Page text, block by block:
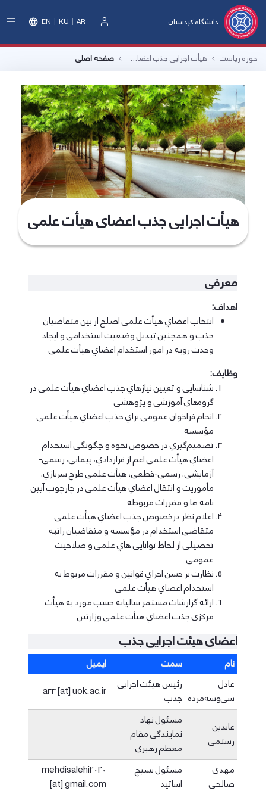
دانشگاه کردستان EN KU AR
حوزه ریاست هیأت اجرایی جذب اعضای هیأت علمی صفحه اصلی
هیأت اجرایی جذب اعضای هیأت علمی
معرفی
اهداف:
اﻧﺘﺨﺎب اﻋﻀﺎي ﻫﯿﺄت ﻋﻠﻤﯽ اﺻﻠﺢ از ﺑﯿﻦ ﻣﺘﻘﺎﺿﯿﺎن
ﺟﺬب و ﻫﻤﭽﻨﯿﻦ ﺗﺒﺪﯾﻞ وﺿﻌﯿﺖ اﺳﺘﺨﺪاﻣﯽ و اﯾﺠﺎد
وﺣﺪت روﯾﻪ در اﻣﻮر اﺳﺘﺨﺪام اﻋﻀﺎي ﻫﯿﺄت ﻋﻠﻤﯽ
وظایف:
ﺷﻨﺎﺳﺎﯾﯽ و ﺗﻌﯿﯿﻦ ﻧﯿﺎزﻫﺎي ﺟﺬب اﻋﻀﺎي ﻫﯿﺄت ﻋﻠﻤﯽ در
گروه‌های آﻣﻮزﺷﯽ و ﭘﮋوﻫﺸﯽ
اﻧﺠﺎم ﻓﺮاﺧﻮان ﻋﻤﻮﻣﯽ ﺑﺮاي ﺟﺬب اﻋﻀﺎي ﻫﯿﺄت ﻋﻠﻤﯽ
ﻣﺆﺳﺴﻪ
ﺗﺼﻤﯿﻢﮔﯿﺮي در ﺧﺼﻮص ﻧﺤﻮه و ﭼﮕﻮﻧﮕﯽ اﺳﺘﺨﺪام
اﻋﻀﺎي ﻫﯿﺄت ﻋﻠﻤﯽ اﻋﻢ از ﻗﺮاردادي، ﭘﯿﻤﺎﻧﯽ، رﺳﻤﯽ-
آزﻣﺎﯾﺸﯽ، رﺳﻤﯽ-ﻗﻄﻌﯽ، ﻫﯿﺄت ﻋﻠﻤﯽ ﻃﺮح ﺳﺮﺑﺎزي،
ﻣﺄﻣﻮرﯾﺖ و اﻧﺘﻘﺎل اﻋﻀﺎي ﻫﯿﺄت ﻋﻠﻤﯽ در ﭼﺎرﭼﻮب آﯾﯿﻦ
ﻧﺎﻣﻪ ﻫﺎ و ﻣﻘﺮرات ﻣﺮﺑﻮﻃﻪ
اﻋﻼم ﻧﻈﺮ درﺧﺼﻮص ﺟﺬب اﻋﻀﺎي ﻫﯿﺄت ﻋﻠﻤﯽ
ﻣﺘﻘﺎﺿﯽ اﺳﺘﺨﺪام در ﻣﺆﺳﺴﻪ و ﻣﺘﻘﺎﺿﯿﺎن راﺗﺒﻪ
ﺗﺤﺼﯿﻠﯽ از ﻟﺤﺎظ ﺗﻮاﻧﺎﯾﯽ ﻫﺎي ﻋﻠﻤﯽ و ﺻﻼﺣﯿﺖ
ﻋﻤﻮﻣﯽ
ﻧﻈﺎرت ﺑﺮ ﺣﺴﻦ اﺟﺮاي ﻗﻮاﻧﯿﻦ و ﻣﻘﺮرات ﻣﺮﺑﻮط ﺑﻪ
اﺳﺘﺨﺪام اﻋﻀﺎي ﻫﯿﺄت ﻋﻠﻤﯽ
اراﺋﻪ ﮔﺰارﺷﺎت ﻣﺴﺘﻤﺮ ﺳﺎﻟﯿﺎﻧﻪ ﺣﺴﺐ ﻣﻮرد ﺑﻪ ﻫﯿﺄت
ﻣﺮﮐﺰي ﺟﺬب اﻋﻀﺎي ﻫﯿﺄت ﻋﻠﻤﯽ وزارﺗﯿﻦ
اعضای هیئت اجرایی جذب
نام سمت
ایمیل
عادل
سی‌وسه‌مرده
رئیس هیئت اجرایی
جذب
a33 [at] uok.ac.ir
عابدین
رستمی
مسئول نهاد
نمایندگی مقام
معظم رهبری
مهدی
صالحی
مسئول بسیج
اساتید
mehdisalehi2020
[at] gmail.com